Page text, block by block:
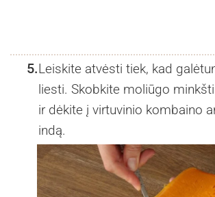
5.Leiskite atvėsti tiek, kad
liesti. Skobkite moliūgo
ir dėkite į virtuvinio kombaino
indą.